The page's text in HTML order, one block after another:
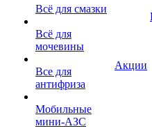
Всё для смазки
Всё для
мочевины
Все для
антифриза
Мобильные
мини-АЗС
Акции